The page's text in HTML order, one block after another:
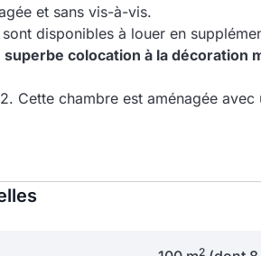
et sans vis-à-vis.
disponibles à louer en
colocation à la décoration
Cette chambre est aménagée
2